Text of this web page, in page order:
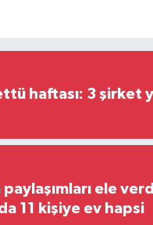
haftası: 3 şirket
ele
11 kişiye ev hapsi